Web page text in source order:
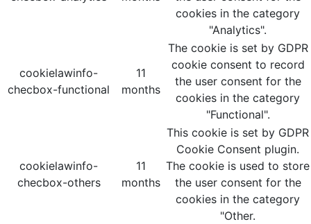
cookies in the category
"Analytics".
cookielawinfo-
checbox-functional
11
months
The cookie is set by GDPR
cookie consent to record
the user consent for the
cookies in the category
"Functional".
cookielawinfo-
checbox-others
11
months
This cookie is set by GDPR
Cookie Consent plugin.
The cookie is used to store
the user consent for the
cookies in the category
"Other.